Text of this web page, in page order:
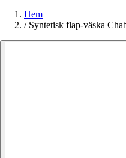
Hem
/ Syntetisk flap-väska